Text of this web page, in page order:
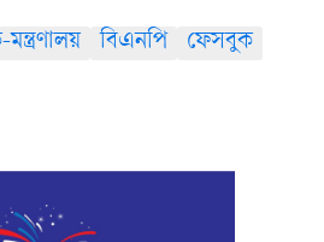
বিএনপি
ফেসবুক